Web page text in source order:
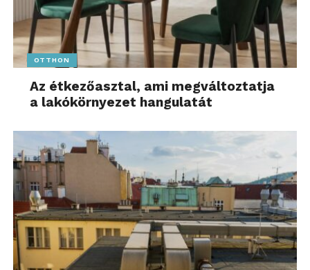
OTTHON
Az étkezőasztal, ami megváltoztatja
a lakókörnyezet hangulatát